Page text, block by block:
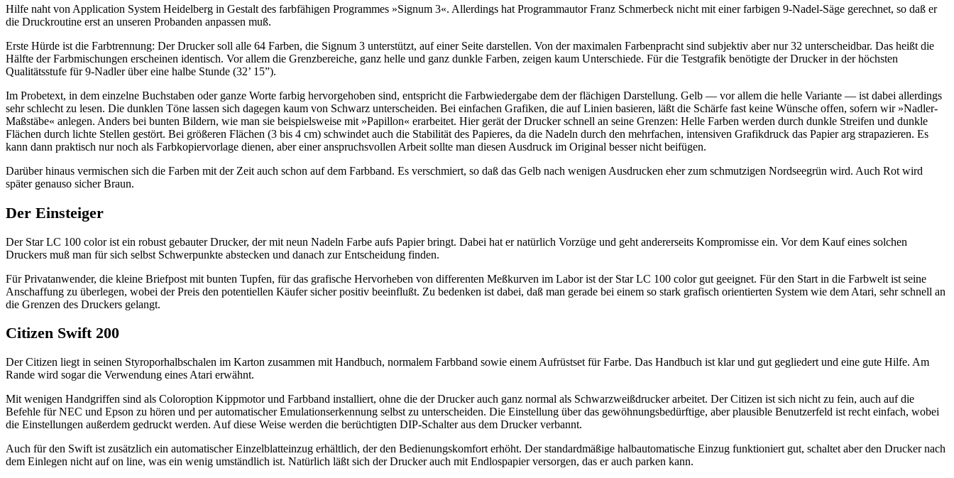
Hilfe naht von Application System Heidelberg in Gestalt des farbfähigen Programmes »Signum 3«. Allerdings hat Programmautor Franz Schmerbeck nicht mit einer farbigen 9-Nadel-Säge gerechnet, so daß er
die Druckroutine erst an unseren Probanden anpassen muß.
Erste Hürde ist die Farbtrennung: Der Drucker soll alle 64 Farben, die Signum 3 unterstützt, auf einer Seite darstellen. Von der maximalen Farbenpracht sind subjektiv aber nur 32 unterscheidbar. Das heißt die
Hälfte der Farbmischungen erscheinen identisch. Vor allem die Grenzbereiche, ganz helle und ganz dunkle Farben, zeigen kaum Unterschiede. Für die Testgrafik benötigte der Drucker in der höchsten
Qualitätsstufe für 9-Nadler über eine halbe Stunde (32’ 15”).
Im Probetext, in dem einzelne Buchstaben oder ganze Worte farbig hervorgehoben sind, entspricht die Farbwiedergabe dem der flächigen Darstellung. Gelb — vor allem die helle Variante — ist dabei allerdings
sehr schlecht zu lesen. Die dunklen Töne lassen sich dagegen kaum von Schwarz unterscheiden. Bei einfachen Grafiken, die auf Linien basieren, läßt die Schärfe fast keine Wünsche offen, sofern wir »Nadler-
Maßstäbe« anlegen. Anders bei bunten Bildern, wie man sie beispielsweise mit »Papillon« erarbeitet. Hier gerät der Drucker schnell an seine Grenzen: Helle Farben werden durch dunkle Streifen und dunkle
Flächen durch lichte Stellen gestört. Bei größeren Flächen (3 bis 4 cm) schwindet auch die Stabilität des Papieres, da die Nadeln durch den mehrfachen, intensiven Grafikdruck das Papier arg strapazieren. Es
kann dann praktisch nur noch als Farbkopiervorlage dienen, aber einer anspruchsvollen Arbeit sollte man diesen Ausdruck im Original besser nicht beifügen.
Darüber hinaus vermischen sich die Farben mit der Zeit auch schon auf dem Farbband. Es verschmiert, so daß das Gelb nach wenigen Ausdrucken eher zum schmutzigen Nordseegrün wird. Auch Rot wird
später genauso sicher Braun.
Der Einsteiger
Der Star LC 100 color ist ein robust gebauter Drucker, der mit neun Nadeln Farbe aufs Papier bringt. Dabei hat er natürlich Vorzüge und geht andererseits Kompromisse ein. Vor dem Kauf eines solchen
Druckers muß man für sich selbst Schwerpunkte abstecken und danach zur Entscheidung finden.
Für Privatanwender, die kleine Briefpost mit bunten Tupfen, für das grafische Hervorheben von differenten Meßkurven im Labor ist der Star LC 100 color gut geeignet. Für den Start in die Farbwelt ist seine
Anschaffung zu überlegen, wobei der Preis den potentiellen Käufer sicher positiv beeinflußt. Zu bedenken ist dabei, daß man gerade bei einem so stark grafisch orientierten System wie dem Atari, sehr schnell an
die Grenzen des Druckers gelangt.
Citizen Swift 200
Der Citizen liegt in seinen Styroporhalbschalen im Karton zusammen mit Handbuch, normalem Farbband sowie einem Aufrüstset für Farbe. Das Handbuch ist klar und gut gegliedert und eine gute Hilfe. Am
Rande wird sogar die Verwendung eines Atari erwähnt.
Mit wenigen Handgriffen sind als Coloroption Kippmotor und Farbband installiert, ohne die der Drucker auch ganz normal als Schwarzweißdrucker arbeitet. Der Citizen ist sich nicht zu fein, auch auf die
Befehle für NEC und Epson zu hören und per automatischer Emulationserkennung selbst zu unterscheiden. Die Einstellung über das gewöhnungsbedürftige, aber plausible Benutzerfeld ist recht einfach, wobei
die Einstellungen außerdem gedruckt werden. Auf diese Weise werden die berüchtigten DIP-Schalter aus dem Drucker verbannt.
Auch für den Swift ist zusätzlich ein automatischer Einzelblatteinzug erhältlich, der den Bedienungskomfort erhöht. Der standardmäßige halbautomatische Einzug funktioniert gut, schaltet aber den Drucker nach
dem Einlegen nicht auf on line, was ein wenig umständlich ist. Natürlich läßt sich der Drucker auch mit Endlospapier versorgen, das er auch parken kann.